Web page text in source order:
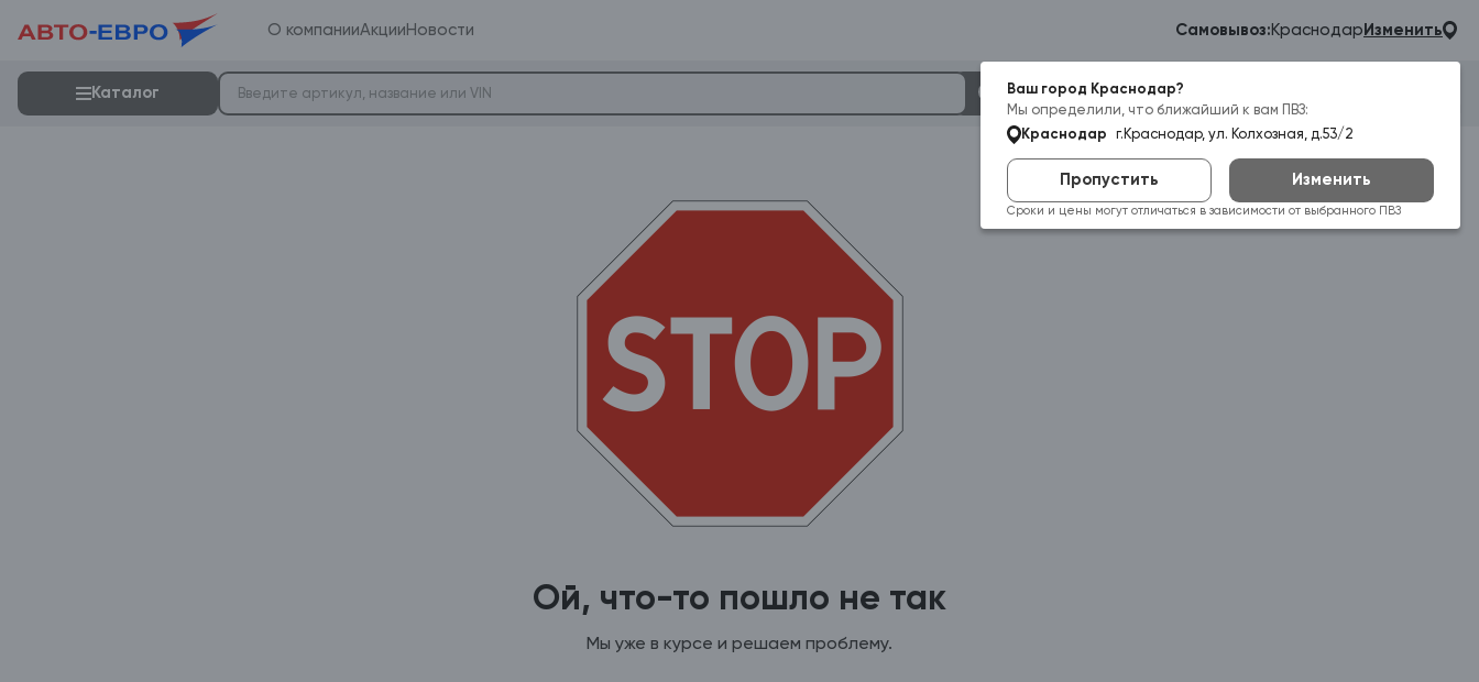
О компанииАкции Новости Самовывоз: Краснодар Изменить
Ваш город Краснодар?
Мы определили, что ближайший к вам ПВЗ:
Краснодар
г.Краснодар, ул. Колхозная, д.53/2
Пропустить Изменить
Сроки и цены могут отличаться в зависимости от выбранного ПВЗ
Каталог
Гараж
Ой, что-то пошло не так
Мы уже в курсе и решаем проблему.